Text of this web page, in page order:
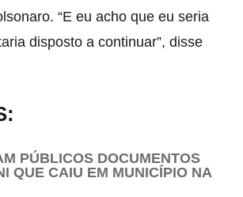
“E eu acho que eu seria
disposto a continuar”, disse
PÚBLICOS DOCUMENTOS
QUE CAIU EM MUNICÍPIO NA